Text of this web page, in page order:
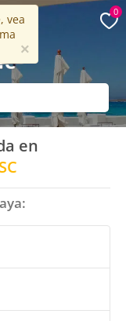
0
vea
×
en